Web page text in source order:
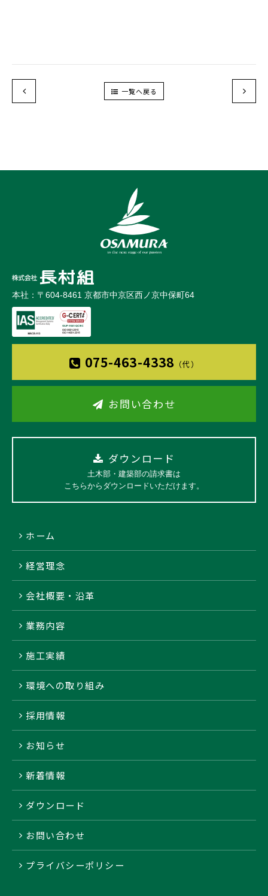
一覧へ戻る
本社：〒604-8461 京都市中京区西ノ京中保町64
075-463-4338（代）
お問い合わせ
ダウンロード
土木部・建築部の請求書は
こちらからダウンロードいただけます。
ホーム
経営理念
会社概要・沿革
業務内容
施工実績
環境への取り組み
採用情報
お知らせ
新着情報
ダウンロード
お問い合わせ
プライバシーポリシー